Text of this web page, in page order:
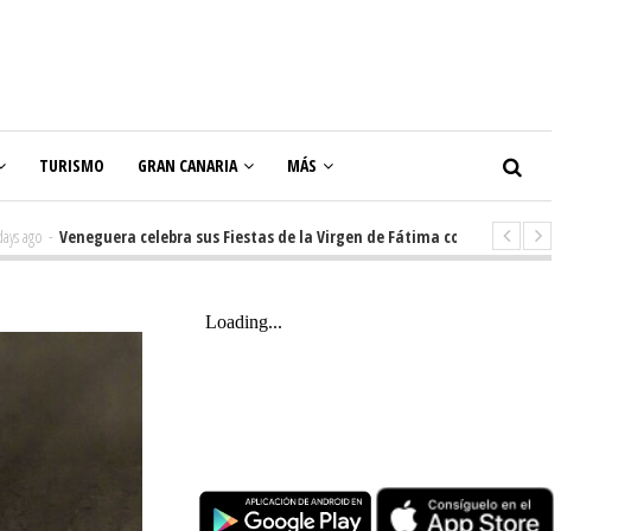
TURISMO GRAN CANARIA MÁS
Veneguera celebra sus Fiestas de la Virgen de Fátima con diez días de tradición,